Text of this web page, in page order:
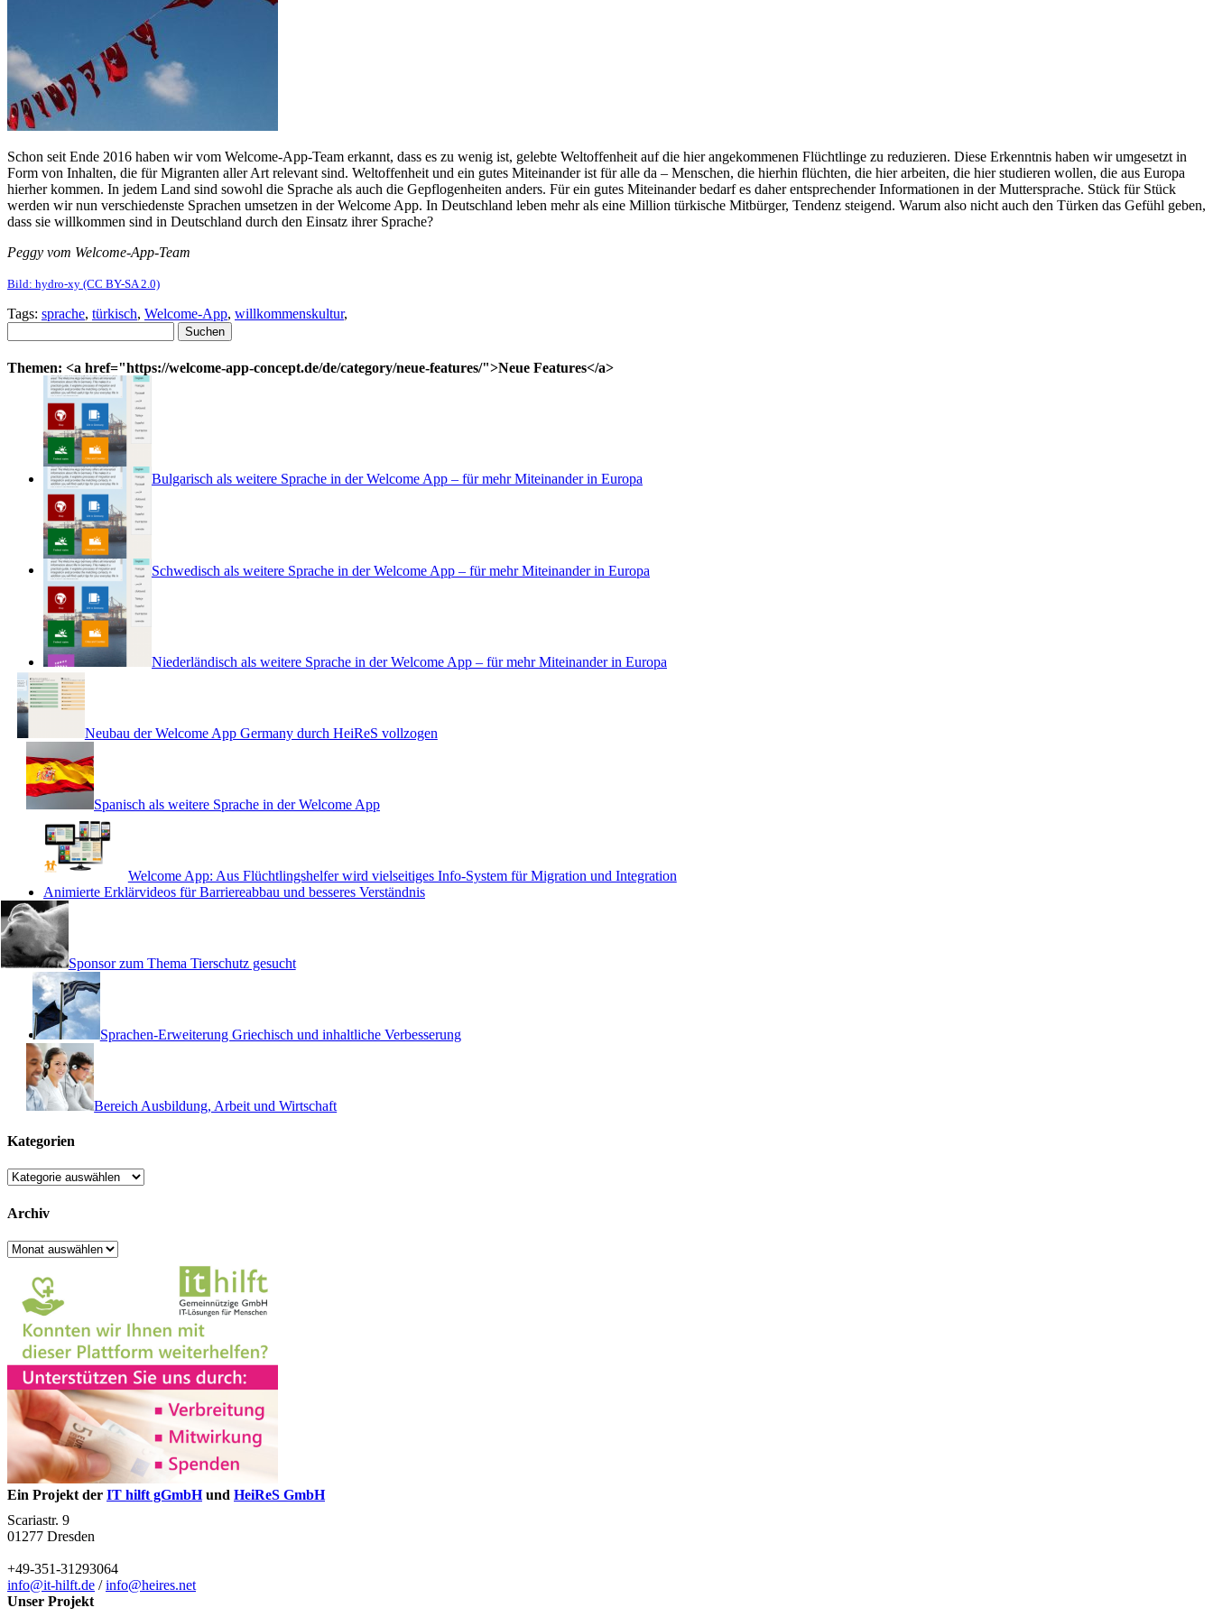
Schon seit Ende 2016 haben wir vom Welcome-App-Team erkannt, dass es zu wenig ist, gelebte Weltoffenheit auf die hier angekommenen Flüchtlinge zu reduzieren. Diese Erkenntnis haben wir umgesetzt in
Form von Inhalten, die für Migranten aller Art relevant sind. Weltoffenheit und ein gutes Miteinander ist für alle da – Menschen, die hierhin flüchten, die hier arbeiten, die hier studieren wollen, die aus Europa
hierher kommen. In jedem Land sind sowohl die Sprache als auch die Gepflogenheiten anders. Für ein gutes Miteinander bedarf es daher entsprechender Informationen in der Muttersprache. Stück für Stück
werden wir nun verschiedenste Sprachen umsetzen in der Welcome App. In Deutschland leben mehr als eine Million türkische Mitbürger, Tendenz steigend. Warum also nicht auch den Türken das Gefühl geben,
dass sie willkommen sind in Deutschland durch den Einsatz ihrer Sprache?
Peggy vom Welcome-App-Team
Bild: hydro-xy (CC BY-SA 2.0)
Tags: sprache, türkisch, Welcome-App, willkommenskultur,
nach:
Themen: <a href="https://welcome-app-concept.de/de/category/neue-features/">Neue Features</a>
Bulgarisch als weitere Sprache in der Welcome App – für mehr Miteinander in Europa
Schwedisch als weitere Sprache in der Welcome App – für mehr Miteinander in Europa
Niederländisch als weitere Sprache in der Welcome App – für mehr Miteinander in Europa
Neubau der Welcome App Germany durch HeiReS vollzogen
Spanisch als weitere Sprache in der Welcome App
Welcome App: Aus Flüchtlingshelfer wird vielseitiges Info-System für Migration und Integration
Animierte Erklärvideos für Barriereabbau und besseres Verständnis
Sponsor zum Thema Tierschutz gesucht
Sprachen-Erweiterung Griechisch und inhaltliche Verbesserung
Bereich Ausbildung, Arbeit und Wirtschaft
Kategorien
Kategorien
Archiv
Archiv
Ein Projekt der IT hilft gGmbHund HeiReS GmbH
Scariastr. 9
01277 Dresden
+49-351-31293064
info@it-hilft.de /info@heires.net
Unser Projekt